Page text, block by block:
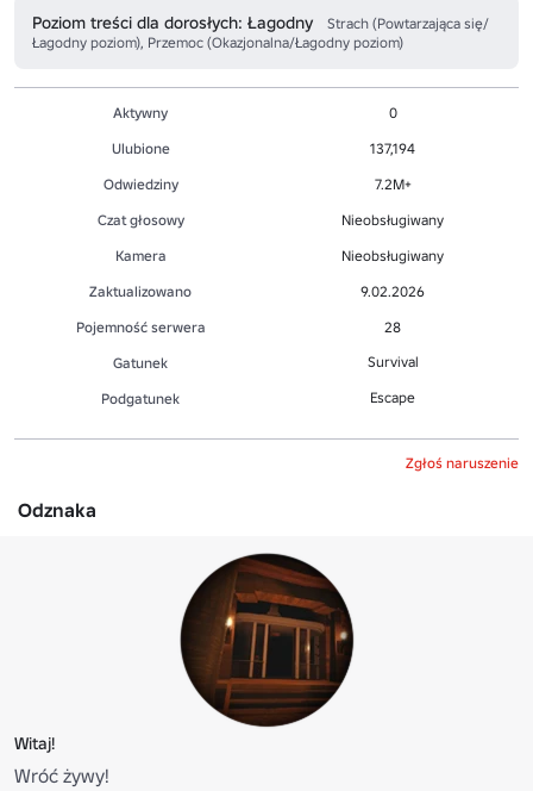
Poziom treści dla dorosłych: Łagodny
Strach (Powtarzająca się/
Łagodny poziom), Przemoc (Okazjonalna/Łagodny poziom)
Aktywny
0
Ulubione
137,194
Odwiedziny
7.2M+
Czat głosowy
Nieobsługiwany
Kamera
Nieobsługiwany
Zaktualizowano
9.02.2026
Pojemność serwera
28
Gatunek
Survival
Podgatunek Escape
Zgłoś naruszenie
Odznaka
Witaj!
Wróć żywy!